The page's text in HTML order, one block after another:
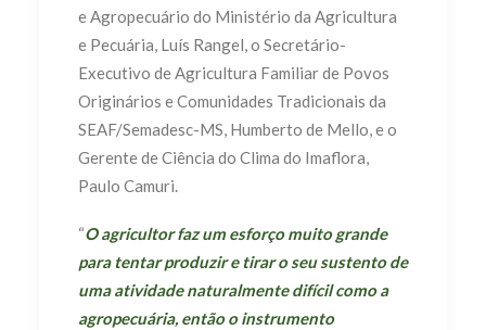
e Agropecuário do Ministério da Agricultura
e Pecuária, Luís Rangel, o Secretário-
Executivo de Agricultura Familiar de Povos
Originários e Comunidades Tradicionais da
SEAF/Semadesc-MS, Humberto de Mello, e o
Gerente de Ciência do Clima do Imaflora,
Paulo Camuri.
“O agricultor faz um esforço muito grande
para tentar produzir e tirar o seu sustento de
uma atividade naturalmente difícil como a
agropecuária, então o instrumento